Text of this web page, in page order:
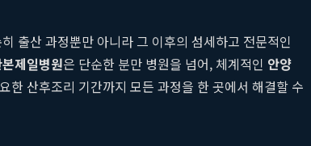
출산 과정뿐만 아니라 그 이후의 섬세하고 전문적인
제일병원은 단순한 분만 병원을 넘어, 체계적인 안양
한 산후조리 기간까지 모든 과정을 한 곳에서 해결할 수